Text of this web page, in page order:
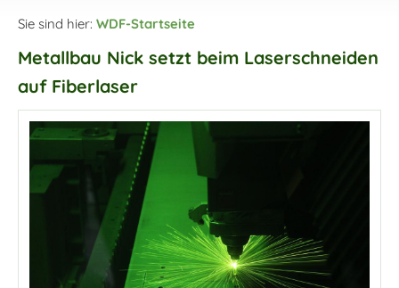
Sie sind hier: WDF-Startseite
Metallbau Nick setzt beim Laserschneiden
auf Fiberlaser